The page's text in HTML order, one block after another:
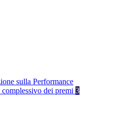
sulla Performance
dei premi 3